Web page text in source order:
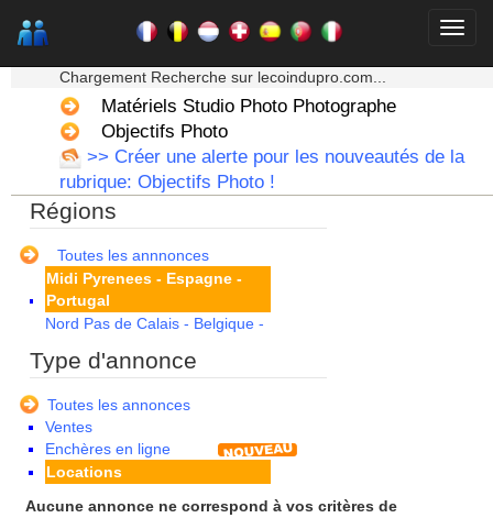
Chargement Recherche sur lecoindupro.com...
Matériels Studio Photo Photographe
Objectifs Photo
>> Créer une alerte pour les nouveautés de la
rubrique: Objectifs Photo !
Régions
Toutes les annnonces
Franche Comte - Suisse
Guyane
Haute Normandie
Ile de France
La Réunion
Languedoc Roussillon
Limousin
Lorraine
Martinique
Mayotte
Midi Pyrenees - Espagne -
Portugal
Nord Pas de Calais - Belgique -
Pays de la Loire
Poitou Charentes
Principauté de Monaco
Provence Alpes Cote d'Azur -
Italie
Rhone Alpes
Type d'annonce
Toutes les annonces
Ventes
Enchères en ligne
Locations
Aucune annonce ne correspond à vos critères de